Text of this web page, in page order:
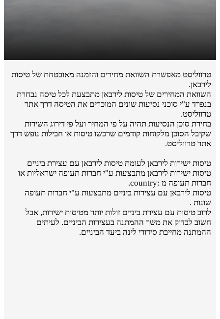
טרווליסט מאפשרת השוואת מחירים והזמנה מאובטחת של טיסות
לירבאן.
השוואת המחירים של טיסות לירבאן מתבצעת לכל טיסה נבחרת
בנפרד ע"י סוכני נסיעות שונים המוכרים את הטיסה דרך אתר
טרווליסט.
בחירת סוכן הנסיעות תהיה על פי המחיר ועל פי דירוג השירות
שקיבל הסוכן מלקוחות קודמים שרכשו טיסות או חבילות נופש דרך
אתר טרווליסט.
טיסות ישירות לירבאן לעומת טיסות לירבאן עם עצירת ביניים
טיסות ישירות לירבאן מתבצעות ע"י חברות תעופה ישראליות או
חברות תעופה מ :country.
טיסות לירבאן עם עצירות ביניים מתבצעות ע"י חברות תעופה
שונות .
לרוב טיסות עם עצירת ביניים זולות יותר מטיסות ישירות, אבל
חשוב לבדוק את משך ההמתנה בעצירות הביניים. לעיתים
ההמתנה מחייבת סידורי לינה ביעד הביניים.